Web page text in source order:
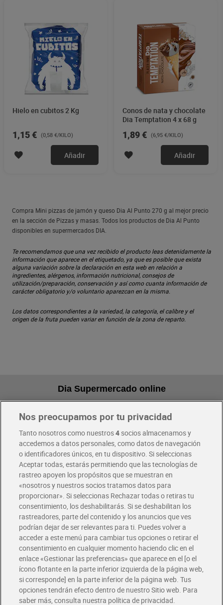
Hielo en cubitos 2 Kg
1,15 € (0,58 €/KILO)
Añadir
Conos de nata y chocolate
Dia Temptation 4 x 68 g
1,89 € (6,95 €/KILO)
Añadir
Compra Mini pizzas de jamón y queso Dia Al Punto 270 g al mejor precio
en la sección de Pizzas y masas. Todos los productos de Dia Al Punto
disponibles en supermercados DIA.
Te recomendamos que una vez recibido el producto leas detenidamente la
información que aparece en el etiquetado, ya que es posible que exista
alguna variación sobre la declaración en esta web en relación a
ingredientes, alérgenos, información nutricional, consejos de
utilización/preparación, conservación y así como cuanta información de
carácter obligatorio y/o voluntario aparezcan en la misma.
Los datos correspondientes a la variedad, la categoría, el calibre y el
origen de la fruta pueden variar en función de la zona de reparto.
Dia Supermercado online
Pide hoy, recibe hoy
Envío gratis por compras superiores a 100€
Envío estandar por 4,99€
Glovo y Uber Eats
Solicita tu factura de Glovo o Uber Eats
Únete al CLUB Dia
Disfruta las ventajas y ofertas exclusivas.
Descárgate la APP Dia
Folletos y Tiendas
Descubre las mejores ofertas y busca tu tienda más cercana
Nos preocupamos por tu privacidad
Tanto nosotros como nuestros4socios almacenamos y
accedemos a datos personales, como datos de navegación
o identificadores únicos, en tu dispositivo. Si seleccionas
Aceptar todas, estarás permitiendo que las tecnologías de
rastreo apoyen los propósitos que se muestran en
«nosotros y nuestros socios tratamos datos para
proporcionar». Si seleccionas Rechazar todas o retiras tu
consentimiento, los deshabilitarás. Si se deshabilitan los
rastreadores, parte del contenido y los anuncios que ves
podrían dejar de ser relevantes para ti. Puedes volver a
acceder a este menú para cambiar tus opciones o retirar el
consentimiento en cualquier momento haciendo clic en el
enlace «Gestionar las preferencias» que aparece en el [o el
ícono flotante en la parte inferior izquierda de la página web,
si corresponde] en la parte inferior de la página web. Tus
opciones tendrán efecto dentro de nuestro Sitio web. Para
saber más, consulta nuestra política de privacidad.